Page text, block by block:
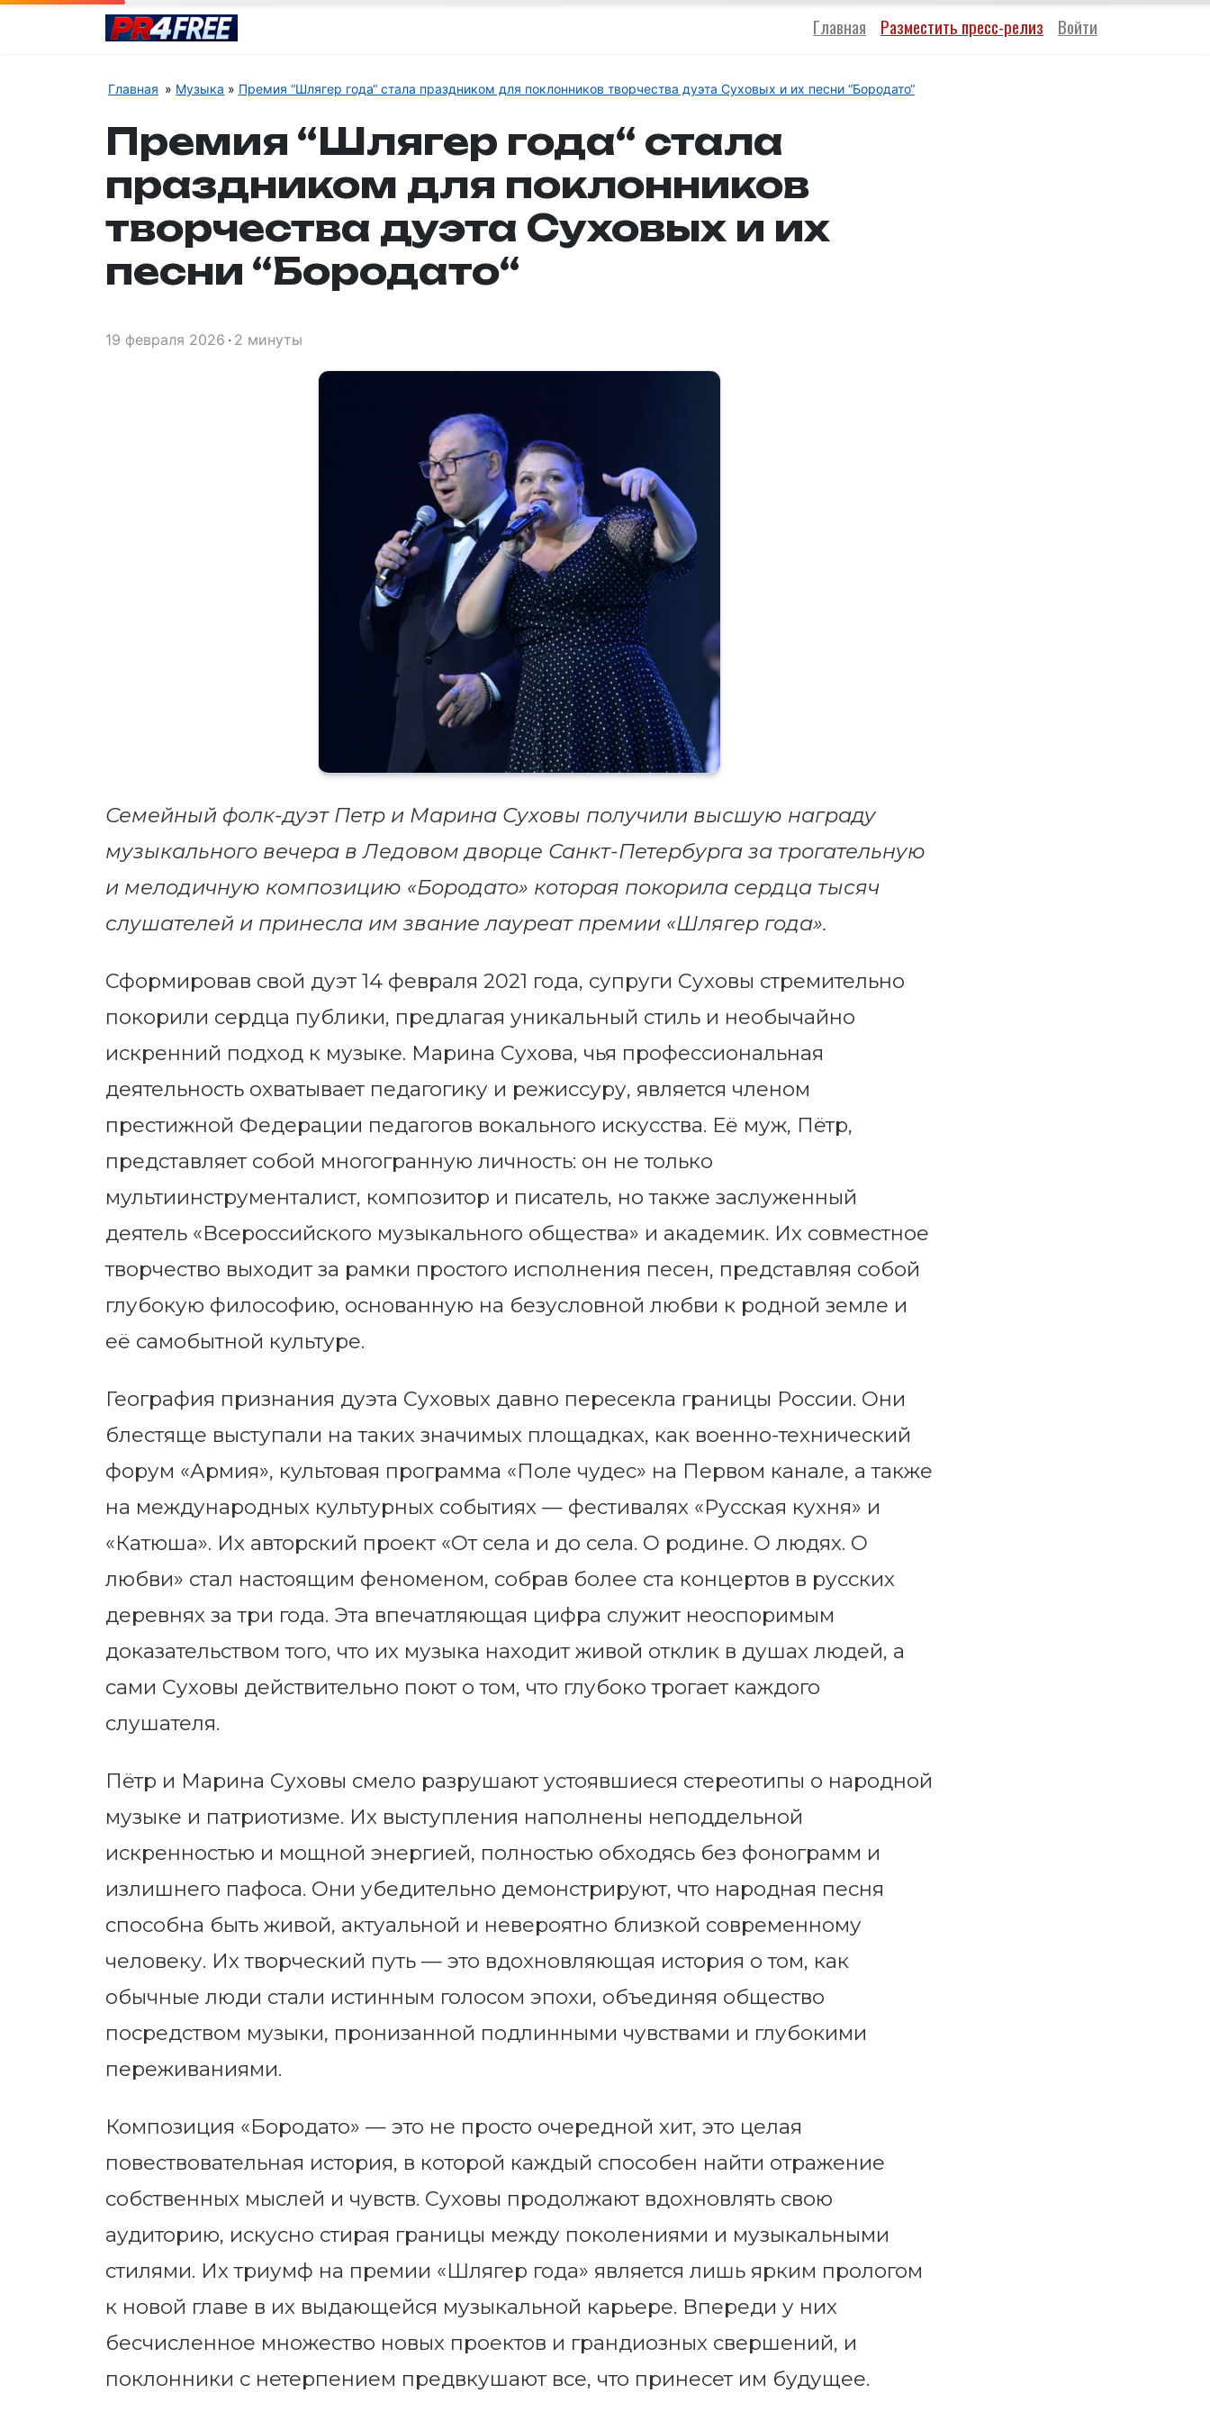
Главная Разместить пресс-релиз Войти
Главная Музыка Премия “Шлягер года“ стала праздником для поклонников творчества дуэта Суховых и их песни “Бородато“
Премия “Шлягер года“ стала
праздником для поклонников
творчества дуэта Суховых и их
песни “Бородато“
19 февраля 2026 2 минуты
Семейный фолк-дуэт Петр и Марина Суховы получили высшую награду
музыкального вечера в Ледовом дворце Санкт-Петербурга за трогательную
и мелодичную композицию «Бородато» которая покорила сердца тысяч
слушателей и принесла им звание лауреат премии «Шлягер года».
Сформировав свой дуэт 14 февраля 2021 года, супруги Суховы стремительно
покорили сердца публики, предлагая уникальный стиль и необычайно
искренний подход к музыке. Марина Сухова, чья профессиональная
деятельность охватывает педагогику и режиссуру, является членом
престижной Федерации педагогов вокального искусства. Её муж, Пётр,
представляет собой многогранную личность: он не только
мультиинструменталист, композитор и писатель, но также заслуженный
деятель «Всероссийского музыкального общества» и академик. Их совместное
творчество выходит за рамки простого исполнения песен, представляя собой
глубокую философию, основанную на безусловной любви к родной земле и
её самобытной культуре.
География признания дуэта Суховых давно пересекла границы России. Они
блестяще выступали на таких значимых площадках, как военно-технический
форум «Армия», культовая программа «Поле чудес» на Первом канале, а также
на международных культурных событиях — фестивалях «Русская кухня» и
«Катюша». Их авторский проект «От села и до села. О родине. О людях. О
любви» стал настоящим феноменом, собрав более ста концертов в русских
деревнях за три года. Эта впечатляющая цифра служит неоспоримым
доказательством того, что их музыка находит живой отклик в душах людей, а
сами Суховы действительно поют о том, что глубоко трогает каждого
слушателя.
Пётр и Марина Суховы смело разрушают устоявшиеся стереотипы о народной
музыке и патриотизме. Их выступления наполнены неподдельной
искренностью и мощной энергией, полностью обходясь без фонограмм и
излишнего пафоса. Они убедительно демонстрируют, что народная песня
способна быть живой, актуальной и невероятно близкой современному
человеку. Их творческий путь — это вдохновляющая история о том, как
обычные люди стали истинным голосом эпохи, объединяя общество
посредством музыки, пронизанной подлинными чувствами и глубокими
переживаниями.
Композиция «Бородато» — это не просто очередной хит, это целая
повествовательная история, в которой каждый способен найти отражение
собственных мыслей и чувств. Суховы продолжают вдохновлять свою
аудиторию, искусно стирая границы между поколениями и музыкальными
стилями. Их триумф на премии «Шлягер года» является лишь ярким прологом
к новой главе в их выдающейся музыкальной карьере. Впереди у них
бесчисленное множество новых проектов и грандиозных свершений, и
поклонники с нетерпением предвкушают все, что принесет им будущее.